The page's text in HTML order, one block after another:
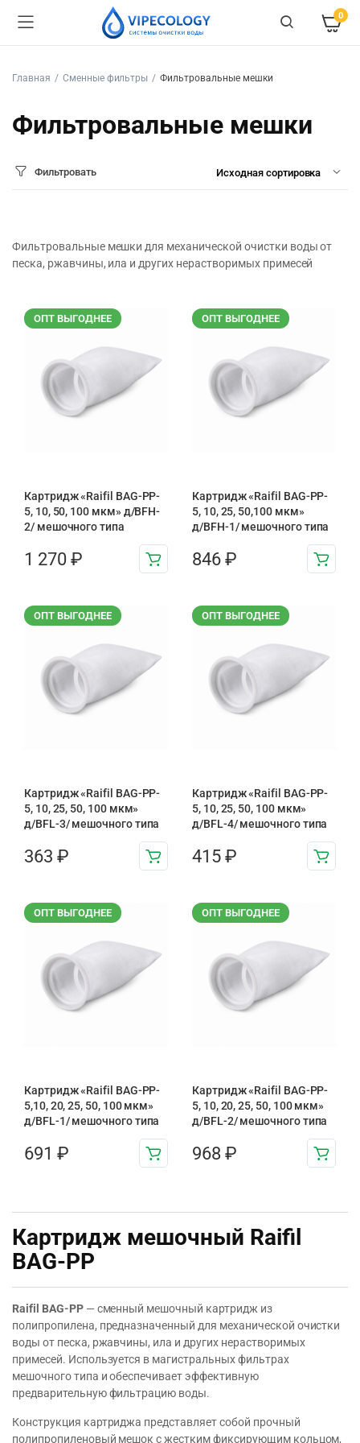
0
Главная Сменные фильтры Фильтровальные мешки
Фильтровальные мешки
Фильтровать
Фильтровальные мешки для механической очистки воды от
песка, ржавчины, ила и других нерастворимых примесей
ОПТ ВЫГОДНЕЕ
Картридж «Raifil BAG-PP-
5, 10, 50, 100 мкм» д/BFH-
2/ мешочного типа
1 270 ₽
ОПТ ВЫГОДНЕЕ
Картридж «Raifil BAG-PP-
5, 10, 25, 50,100 мкм»
д/BFH-1/ мешочного типа
846 ₽
ОПТ ВЫГОДНЕЕ
Картридж «Raifil BAG-PP-
5, 10, 25, 50, 100 мкм»
д/BFL-3/ мешочного типа
363 ₽
ОПТ ВЫГОДНЕЕ
Картридж «Raifil BAG-PP-
5, 10, 25, 50, 100 мкм»
д/BFL-4/ мешочного типа
415 ₽
ОПТ ВЫГОДНЕЕ
Картридж «Raifil BAG-PP-
5,10, 20, 25, 50, 100 мкм»
д/BFL-1/ мешочного типа
691 ₽
ОПТ ВЫГОДНЕЕ
Картридж «Raifil BAG-PP-
5, 10, 20, 25, 50, 100 мкм»
д/BFL-2/ мешочного типа
968 ₽
Картридж мешочный Raifil
BAG-PP
Raifil BAG-PP— сменный мешочный картридж из
полипропилена, предназначенный для механической очистки
воды от песка, ржавчины, ила и других нерастворимых
примесей. Используется в магистральных фильтрах
мешочного типа и обеспечивает эффективную
предварительную фильтрацию воды.
Конструкция картриджа представляет собой прочный
полипропиленовый мешок с жестким фиксирующим кольцом,